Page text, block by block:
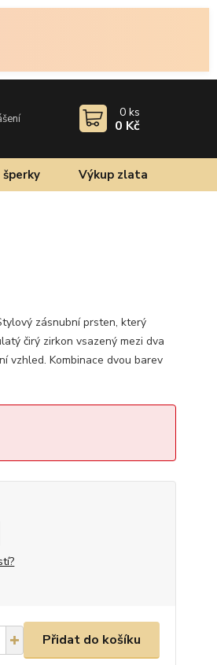
0 ks
0 Kč
Výkup zlata
zásnubní prsten, který
čirý zirkon vsazený mezi dva
vzhled. Kombinace dvou barev
Přidat do košíku